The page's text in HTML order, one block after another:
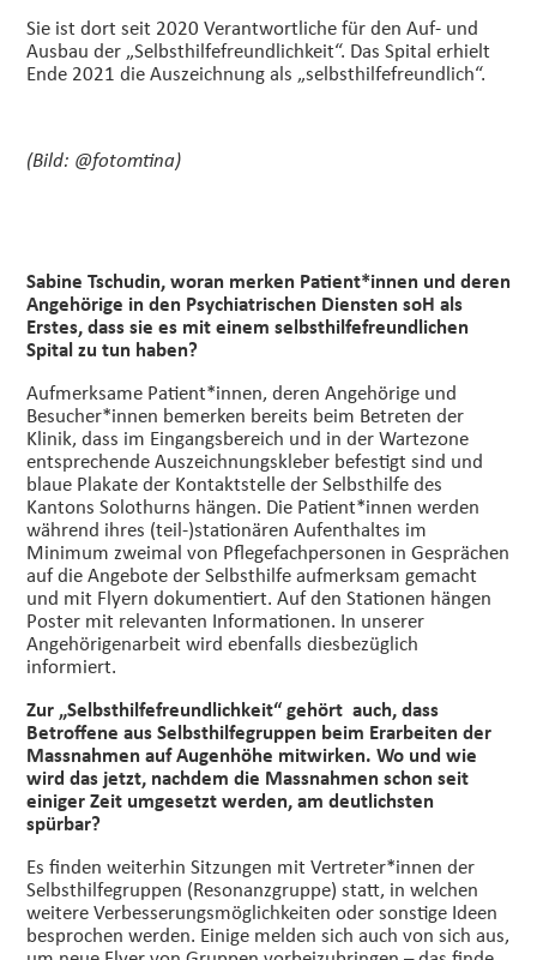
Sie ist dort seit 2020 Verantwortliche für den Auf- und
Ausbau der „Selbsthilfefreundlichkeit“. Das Spital erhielt
Ende 2021 die Auszeichnung als „selbsthilfefreundlich“.
(Bild: @fotomtina)
Sabine Tschudin, woran merken Patient*innen und deren
Angehörige in den Psychiatrischen Diensten soH als
Erstes, dass sie es mit einem selbsthilfefreundlichen
Spital zu tun haben?
Aufmerksame Patient*innen, deren Angehörige und
Besucher*innen bemerken bereits beim Betreten der
Klinik, dass im Eingangsbereich und in der Wartezone
entsprechende Auszeichnungskleber befestigt sind und
blaue Plakate der Kontaktstelle der Selbsthilfe des
Kantons Solothurns hängen. Die Patient*innen werden
während ihres (teil-)stationären Aufenthaltes im
Minimum zweimal von Pflegefachpersonen in Gesprächen
auf die Angebote der Selbsthilfe aufmerksam gemacht
und mit Flyern dokumentiert. Auf den Stationen hängen
Poster mit relevanten Informationen. In unserer
Angehörigenarbeit wird ebenfalls diesbezüglich
informiert.
Zur „Selbsthilfefreundlichkeit“ gehört auch, dass
Betroffene aus Selbsthilfegruppen beim Erarbeiten der
Massnahmen auf Augenhöhe mitwirken. Wo und wie
wird das jetzt, nachdem die Massnahmen schon seit
einiger Zeit umgesetzt werden, am deutlichsten
spürbar?
Es finden weiterhin Sitzungen mit Vertreter*innen der
Selbsthilfegruppen (Resonanzgruppe) statt, in welchen
weitere Verbesserungsmöglichkeiten oder sonstige Ideen
besprochen werden. Einige melden sich auch von sich aus,